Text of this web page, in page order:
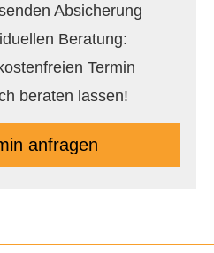
Absicherung
Beratung:
Termin
beraten lassen!
anfragen